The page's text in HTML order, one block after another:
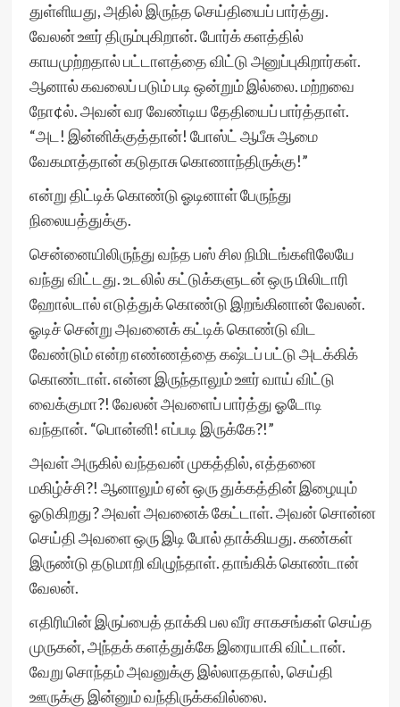
துள்ளியது, அதில் இருந்த செய்தியைப் பார்த்து.
வேலன் ஊர் திரும்புகிறான். போர்க் களத்தில்
காயமுற்றதால் பட்டாளத்தை விட்டு அனுப்புகிறார்கள்.
ஆனால் கவலைப் படும் படி ஒன்றும் இல்லை. மற்றவை
நோ¢ல். அவன் வர வேண்டிய தேதியைப் பார்த்தாள்.
“அட! இன்னிக்குத்தான்! போஸ்ட் ஆபீசு ஆமை
வேகமாத்தான் கடுதாசு கொணாந்திருக்கு!”
என்று திட்டிக் கொண்டு ஓடினாள் பேருந்து
நிலையத்துக்கு.
சென்னையிலிருந்து வந்த பஸ் சில நிமிடங்களிலேயே
வந்து விட்டது. உடலில் கட்டுக்களுடன் ஒரு மிலிடாரி
ஹோல்டால் எடுத்துக் கொண்டு இறங்கினான் வேலன்.
ஓடிச் சென்று அவனைக் கட்டிக் கொண்டு விட
வேண்டும் என்ற எண்ணத்தை கஷ்டப் பட்டு அடக்கிக்
கொண்டாள். என்ன இருந்தாலும் ஊர் வாய் விட்டு
வைக்குமா?! வேலன் அவளைப் பார்த்து ஓடோடி
வந்தான். “பொன்னி! எப்படி இருக்கே?!”
அவள் அருகில் வந்தவன் முகத்தில், எத்தனை
மகிழ்ச்சி?! ஆனாலும் ஏன் ஒரு துக்கத்தின் இழையும்
ஓடுகிறது? அவள் அவனைக் கேட்டாள். அவன் சொன்ன
செய்தி அவளை ஒரு இடி போல் தாக்கியது. கண்கள்
இருண்டு தடுமாறி விழுந்தாள். தாங்கிக் கொண்டான்
வேலன்.
எதிரியின் இருப்பைத் தாக்கி பல வீர சாகசங்கள் செய்த
முருகன், அந்தக் களத்துக்கே இரையாகி விட்டான்.
வேறு சொந்தம் அவனுக்கு இல்லாததால், செய்தி
ஊருக்கு இன்னும் வந்திருக்கவில்லை.